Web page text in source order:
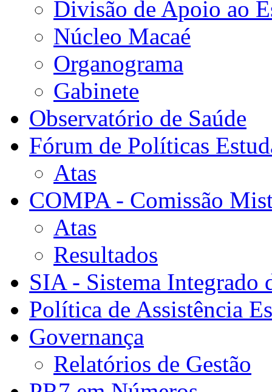
Divisão de Apoio ao
Núcleo Macaé
Organograma
Gabinete
Observatório de Saúde
Fórum de Políticas
Atas
COMPA - Comissão
Atas
Resultados
SIA - Sistema Integrado
Política de Assistência
Governança
Relatórios de Gestão